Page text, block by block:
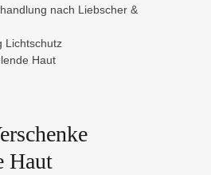
nach Liebscher &
Lichtschutz
Haut
Haut